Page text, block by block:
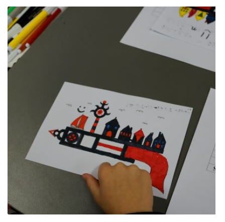
ES PROJEKTAS GENIUS LOCI. Kieme ,,dygsta"
ES PROJEKTAS GENIUS LOCI. Rengiamas Vydūno suolelis
ES PROJEKTAS GENIUS LOCI. Vydūno šviesos festivalio
ES PROJEKTAS GENIUS LOCI. Įrengtas Vydūno šviesos
ES PROJEKTAS GENIUS LOCI. Įrengtas kiemo apšvietimas
ES projektas GENIUS LOCI. Audio gidas muziejuje
ES PROJEKTAS GENIUS LOCI. Įsigyti rūbų komplektai
ES projektas GENIUS LOCI. Atnaujinta interneto svetainė
ES PROJEKTAS GENIUS LOCI. Rengiamas kiemo
ES projektas GENIUS LOCI. Rengiamos kiemo edukacinės